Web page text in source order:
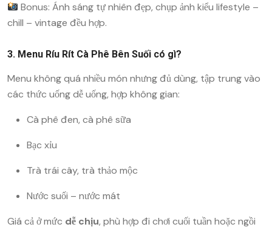
Bonus: Ánh sáng tự nhiên đẹp, chụp ảnh kiểu lifestyle –
chill – vintage đều hợp.
3. Menu Ríu Rít Cà Phê Bên Suối có gì?
Menu không quá nhiều món nhưng đủ dùng, tập trung vào
các thức uống dễ uống, hợp không gian:
Cà phê đen, cà phê sữa
Bạc xỉu
Trà trái cây, trà thảo mộc
Nước suối – nước mát
Giá cả ở mức dễ chịu, phù hợp đi chơi cuối tuần hoặc ngồi